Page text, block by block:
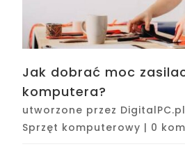
Jak dobrać moc
komputera?
utworzone przez DigitalPC.pl
Sprzęt komputerowy | 0